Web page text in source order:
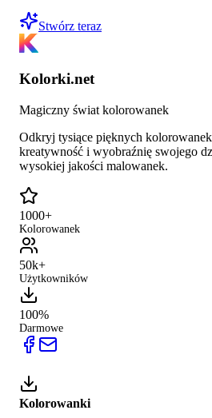
Stwórz teraz
Kolorki.net
Magiczny świat kolorowanek
Odkryj tysiące pięknych
kreatywność i wyobraźnię swojego
wysokiej jakości malowanek.
1000+
Kolorowanek
50k+
Użytkowników
100%
Darmowe
Kolorowanki